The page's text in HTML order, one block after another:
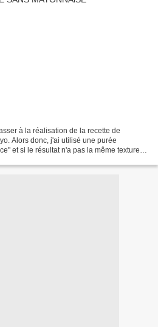
à la réalisation de la recette de
Alors donc, j'ai utilisé une purée
et si le résultat n'a pas la même texture, il